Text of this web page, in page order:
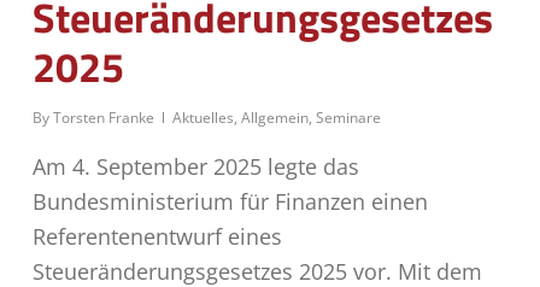
Steueränderungsgesetzes
2025
ByTorsten Franke Aktuelles, Allgemein, Seminare
Am 4. September 2025 legte das
Bundesministerium für Finanzen einen
Referentenentwurf eines
Steueränderungsgesetzes 2025 vor. Mit dem